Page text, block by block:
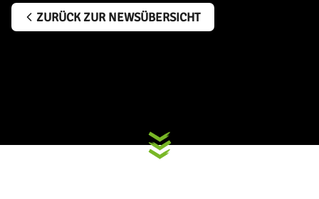
ZURÜCK ZUR NEWSÜBERSICHT